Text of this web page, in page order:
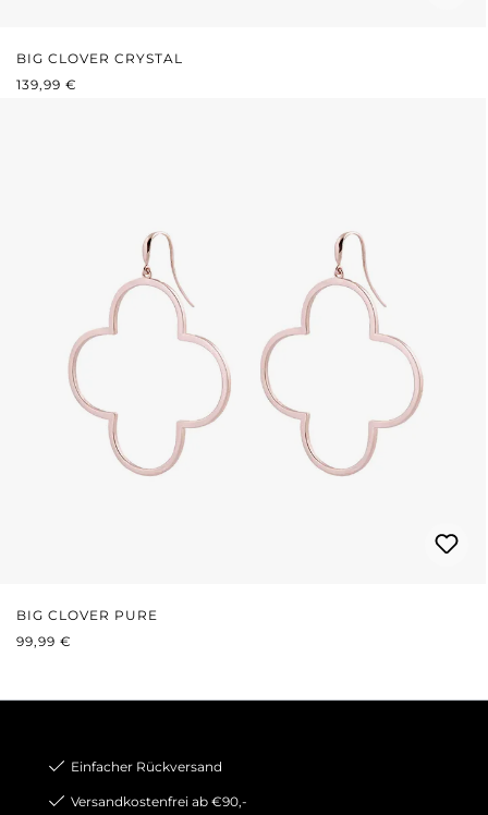
BIG CLOVER CRYSTAL
REGULÄRER PREIS:
139,99 €
BIG CLOVER PURE
REGULÄRER PREIS:
99,99 €
Einfacher Rückversand
Versandkostenfrei ab €90,-